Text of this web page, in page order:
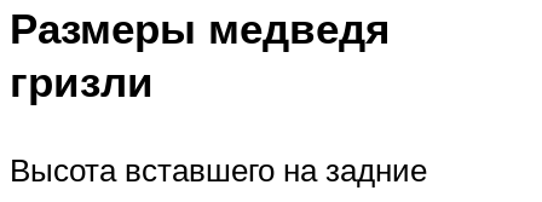
Размеры медведя
гризли
Высота вставшего на задние